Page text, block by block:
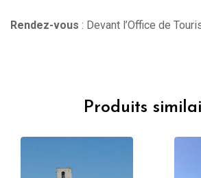
Rendez-vous : Devant l’Office de
Produits